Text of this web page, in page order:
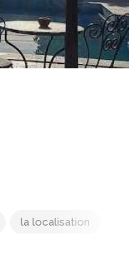
la localisation